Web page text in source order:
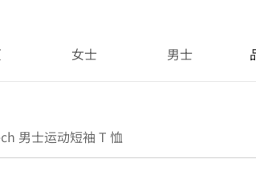
女士 男士
男士运动短袖 T 恤